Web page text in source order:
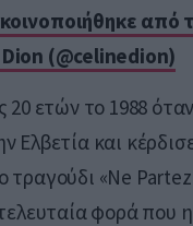
από
(@celinedion)
20 ετών το 1988 όταν
Ελβετία και
«Ne Partez
φορά που